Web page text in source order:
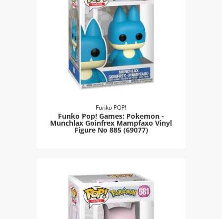
Funko POP!
Funko Pop! Games: Pokemon -
Munchlax Goinfrex Mampfaxo Vinyl
Figure Νο 885 (69077)